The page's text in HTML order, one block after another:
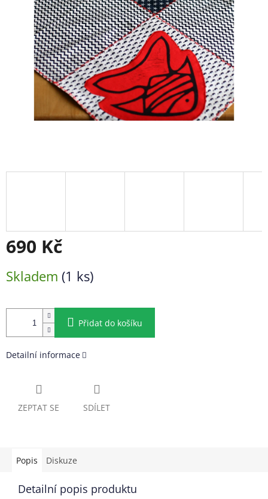
690 Kč
cena:
Skladem (1 ks)
Přidat do košíku
Detailní informace
ZEPTAT SE SDÍLET
Popis Diskuze
Detailní popis produktu